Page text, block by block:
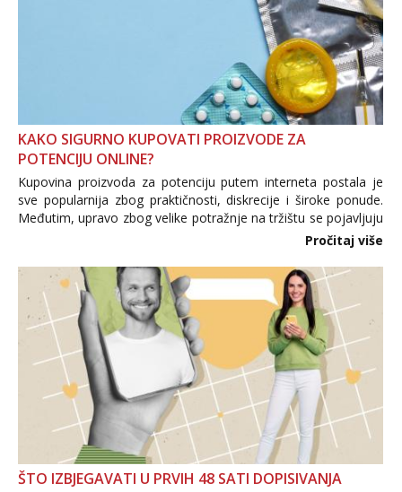
KAKO SIGURNO KUPOVATI PROIZVODE ZA
POTENCIJU ONLINE?
Kupovina proizvoda za potenciju putem interneta postala je
sve popularnija zbog praktičnosti, diskrecije i široke ponude.
Međutim, upravo zbog velike potražnje na tržištu se pojavljuju
i brojni krivotvoreni proizvodi, nepouzdane internetske
Pročitaj više
ŠTO IZBJEGAVATI U PRVIH 48 SATI DOPISIVANJA